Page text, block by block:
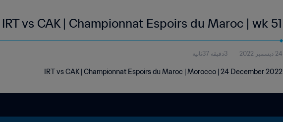
IRT vs CAK | Championnat Espoirs du Maroc | wk 51
24 ديسمبر 2022 3دقيقة 37ثانية
IRT vs CAK | Championnat Espoirs du Maroc | Morocco | 24 December 2022